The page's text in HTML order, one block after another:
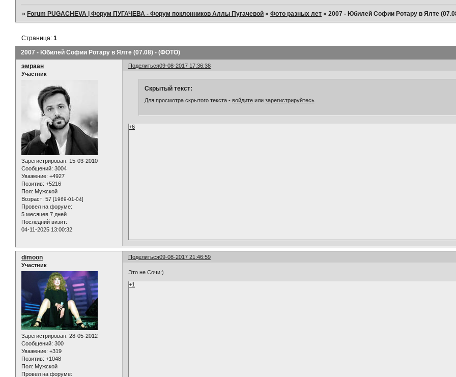
»Forum PUGACHEVA | Форум ПУГАЧЕВА - Форум поклонников Аллы Пугачевой »Фото разных лет »2007 - Юбилей Софии Ротару в Ялте
2007 - Юбилей Софии Ротару в Ялте (07.08) - (ФОТО)
Страница:1
Поделиться09-08-2017 17:36:38
эмраан
Участник
Зарегистрирован: 15-03-2010
Сообщений: 3004
Уважение: +4927
Позитив: +5216
Пол: Мужской
Возраст: 57 [1969-01-04]
Провел на форуме:
5 месяцев 7 дней
Последний визит:
04-11-2025 13:00:32
Скрытый текст:
Для просмотра скрытого текста - войдитеили зарегистрируйтесь.
+6
Поделиться09-08-2017 21:46:59
dimoon
Участник
Зарегистрирован: 28-05-2012
Сообщений: 300
Уважение: +319
Позитив: +1048
Пол: Мужской
Провел на форуме:
Это не Сочи:)
+1